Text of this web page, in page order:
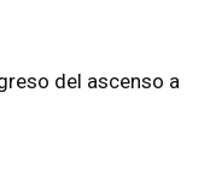
del ascenso a